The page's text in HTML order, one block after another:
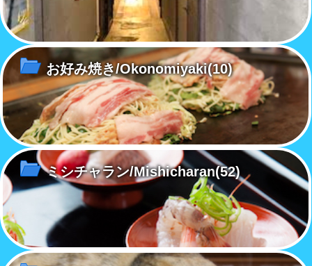
お好み焼き/Okonomiyaki(10)
ミシチャラン/Mishicharan(52)